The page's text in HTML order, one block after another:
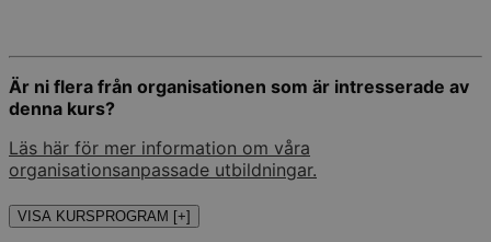
Är ni flera från organisationen som är intresserade av
denna kurs?
Läs här för mer information om våra
organisationsanpassade utbildningar.
VISA KURSPROGRAM [+]